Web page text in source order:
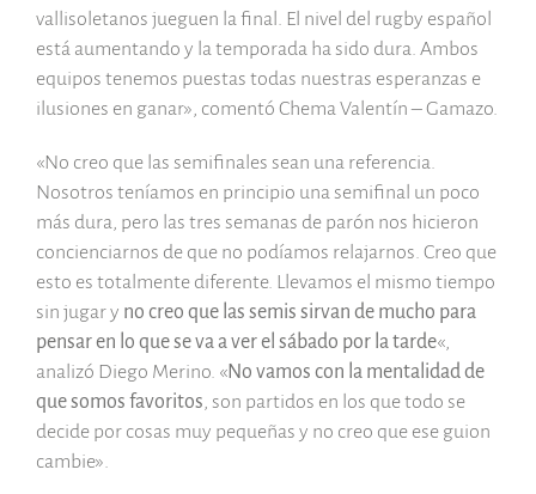
vallisoletanos jueguen la final. El nivel del rugby español
está aumentando y la temporada ha sido dura. Ambos
equipos tenemos puestas todas nuestras esperanzas e
ilusiones en ganar», comentó Chema Valentín – Gamazo.
«No creo que las semifinales sean una referencia.
Nosotros teníamos en principio una semifinal un poco
más dura, pero las tres semanas de parón nos hicieron
concienciarnos de que no podíamos relajarnos. Creo que
esto es totalmente diferente. Llevamos el mismo tiempo
sin jugar y no creo que las semis sirvan de mucho para
pensar en lo que se va a ver el sábado por la tarde«,
analizó Diego Merino. «No vamos con la mentalidad de
que somos favoritos, son partidos en los que todo se
decide por cosas muy pequeñas y no creo que ese guion
cambie».